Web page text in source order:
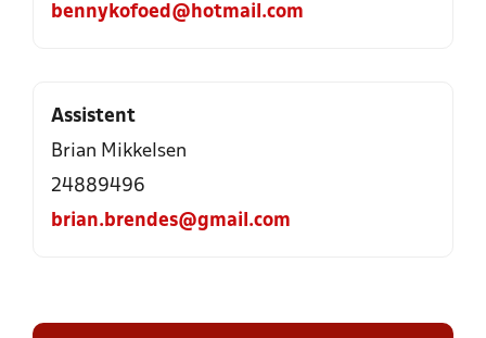
bennykofoed@hotmail.com
Assistent
Brian Mikkelsen
24889496
brian.brendes@gmail.com